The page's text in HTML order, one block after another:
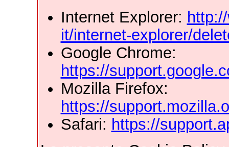
Internet Explorer:
it/internet-explorer/
Google Chrome:
https://
Mozilla Firefox:
https://
Safari: https://